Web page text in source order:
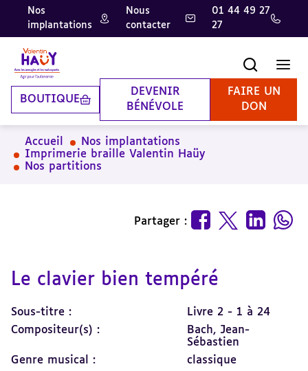
Aller
contenu
principal
Aller
pied
de
page
Aller
la
recherche
Nos
implantations
Nous
contacter
01 44 49 27
27
BOUTIQUE
DEVENIR
BÉNÉVOLE
FAIRE UN
DON
Accueil
Nos implantations
Imprimerie braille Valentin Haüy
Nos partitions
Partager :
Le clavier bien tempéré
Sous-titre :
Livre 2 - 1 à 24
Compositeur(s) :
Bach, Jean-
Sébastien
Genre musical :
classique